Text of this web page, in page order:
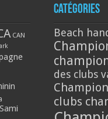
CAN
Sami
Catégories
Beach
des clubs
clubs